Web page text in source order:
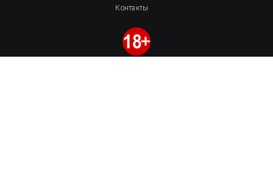
Контакты